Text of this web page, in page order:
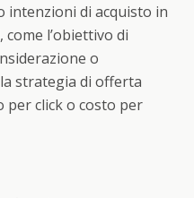
intenzioni di acquisto in
l’obiettivo di
o
strategia di offerta
per click o costo per